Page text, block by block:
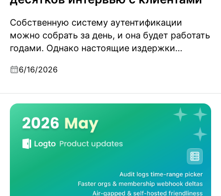
Собственную систему аутентификации
можно собрать за день, и она будет работать
годами. Однако настоящие издержки
происходят изменения. Ценные уроки из
6/16/2026
Обновления продукта Logto